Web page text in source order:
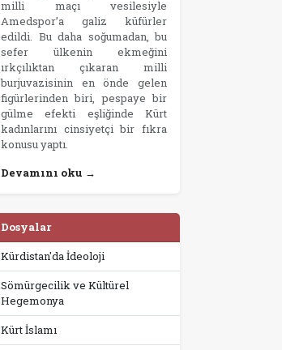
milli maçı vesilesiyle
Amedspor’a galiz küfürler
edildi. Bu daha soğumadan, bu
sefer ülkenin ekmeğini
ırkçılıktan çıkaran milli
burjuvazisinin en önde gelen
figürlerinden biri, pespaye bir
gülme efekti eşliğinde Kürt
kadınlarını cinsiyetçi bir fıkra
konusu yaptı.
Devamını oku →
Dosyalar
Kürdistan'da İdeoloji
Sömürgecilik ve Kültürel
Hegemonya
Kürt İslamı